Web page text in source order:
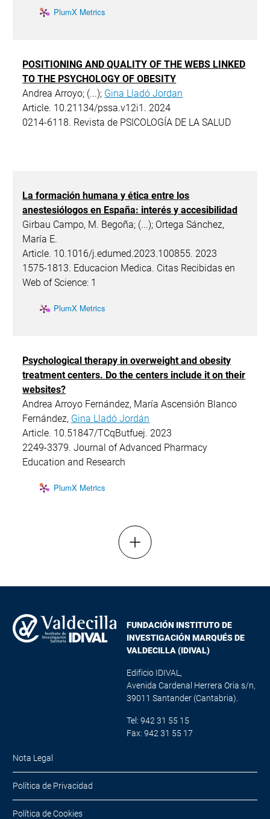
PlumX Metrics
POSITIONING AND QUALITY OF THE WEBS LINKED
TO THE PSYCHOLOGY OF OBESITY
Andrea Arroyo; (...); Gina Lladó Jordan
Article. 10.21134/pssa.v12i1. 2024
0214-6118. Revista de PSICOLOGÍA DE LA SALUD
La formación humana y ética entre los
anestesiólogos en España: interés y accesibilidad
Girbau Campo, M. Begoña; (...); Ortega Sánchez,
María E.
Article. 10.1016/j.edumed.2023.100855. 2023
1575-1813. Educacion Medica. Citas Recibidas en
Web of Science: 1
PlumX Metrics
Psychological therapy in overweight and obesity
treatment centers. Do the centers include it on their
websites?
Andrea Arroyo Fernández, María Ascensión Blanco
Fernández, Gina Lladó Jordán
Article. 10.51847/TCqButfuej. 2023
2249-3379. Journal of Advanced Pharmacy
Education and Research
PlumX Metrics
FUNDACIÓN INSTITUTO DE
INVESTIGACIÓN MARQUÉS DE
VALDECILLA (IDIVAL)
Edificio IDIVAL,
Avenida Cardenal Herrera Oria s/n,
39011 Santander (Cantabria).
Tel: 942 31 55 15
Fax: 942 31 55 17
Nota Legal
Política de Privacidad
Política de Cookies